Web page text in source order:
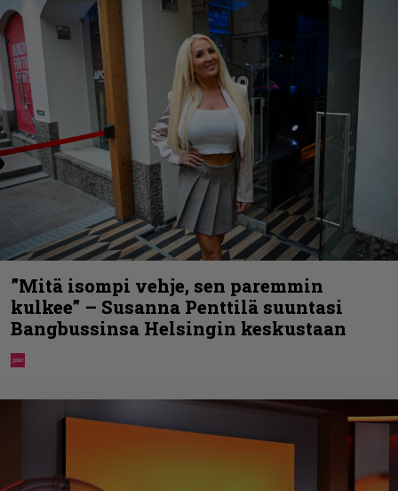
”Mitä isompi vehje, sen paremmin
kulkee” – Susanna Penttilä suuntasi
Bangbussinsa Helsingin keskustaan